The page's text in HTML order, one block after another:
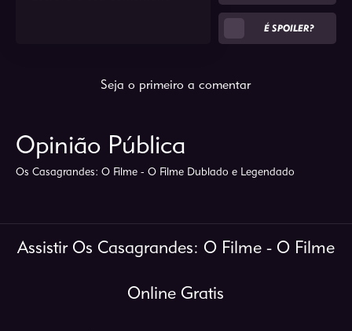
É SPOILER?
Seja o primeiro a comentar
Opinião Pública
Os Casagrandes: O Filme - O Filme Dublado e Legendado
Assistir Os Casagrandes: O Filme - O Filme
Online Gratis